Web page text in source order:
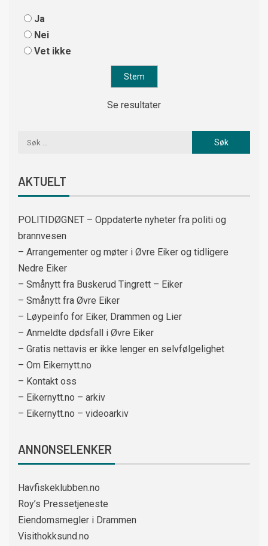
Ja
Nei
Vet ikke
Se resultater
AKTUELT
POLITIDØGNET – Oppdaterte nyheter fra politi og
brannvesen
– Arrangementer og møter i Øvre Eiker og tidligere
Nedre Eiker
– Smånytt fra Buskerud Tingrett – Eiker
– Smånytt fra Øvre Eiker
– Løypeinfo for Eiker, Drammen og Lier
– Anmeldte dødsfall i Øvre Eiker
– Gratis nettavis er ikke lenger en selvfølgelighet
– Om Eikernytt.no
– Kontakt oss
– Eikernytt.no – arkiv
– Eikernytt.no – videoarkiv
ANNONSELENKER
Havfiskeklubben.no
Roy’s Pressetjeneste
Eiendomsmegler i Drammen
Visithokksund.no